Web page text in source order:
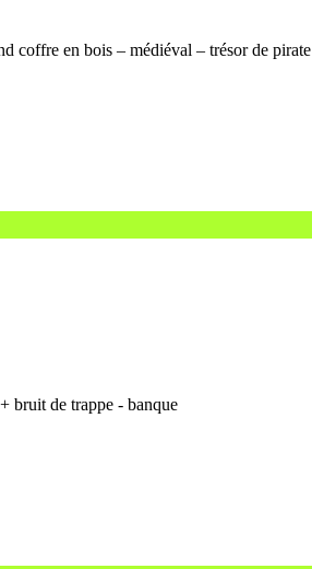
coffre en bois – médiéval – trésor de pirate
bruit de trappe - banque